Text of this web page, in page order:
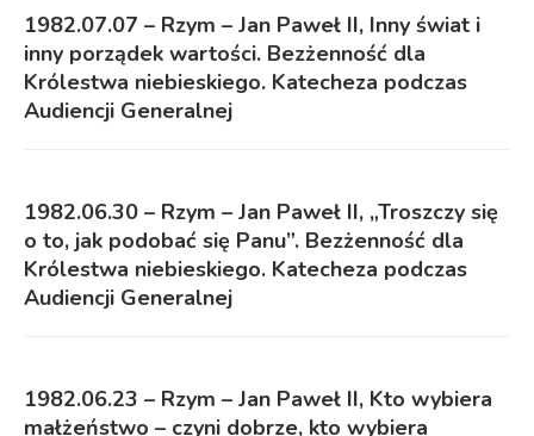
1982.07.07 – Rzym – Jan Paweł II, Inny świat i
inny porządek wartości. Bezżenność dla
Królestwa niebieskiego. Katecheza podczas
Audiencji Generalnej
1982.06.30 – Rzym – Jan Paweł II, „Troszczy się
o to, jak podobać się Panu”. Bezżenność dla
Królestwa niebieskiego. Katecheza podczas
Audiencji Generalnej
1982.06.23 – Rzym – Jan Paweł II, Kto wybiera
małżeństwo – czyni dobrze, kto wybiera